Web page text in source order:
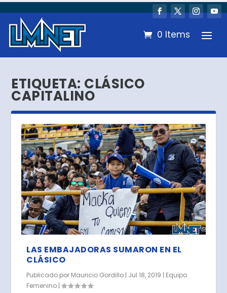
0 Items
ETIQUETA: CLÁSICO
CAPITALINO
LAS EMBAJADORAS SUMARON EN EL
CLÁSICO
Publicado por Mauricio Gordillo | Jul 18, 2019 | Equipo
Femenino |